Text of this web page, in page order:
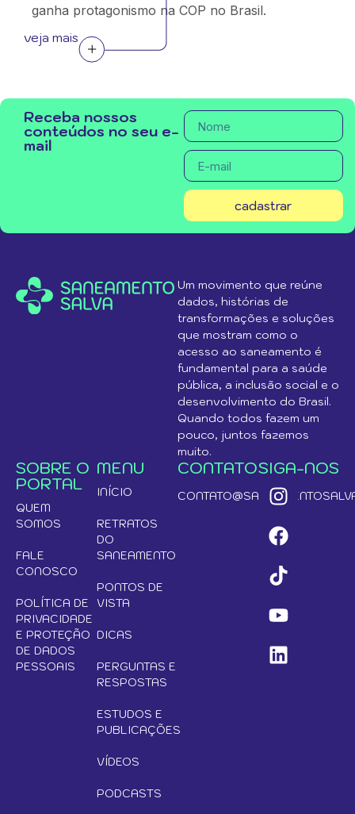
ganha protagonismo na COP no Brasil.
veja mais
Receba nossos
conteúdos no seu e-
mail
cadastrar
Um movimento que reúne
dados, histórias de
transformações e soluções
que mostram como o
acesso ao saneamento é
fundamental para a saúde
pública, a inclusão social e o
desenvolvimento do Brasil.
Quando todos fazem um
pouco, juntos fazemos
muito.
SOBRE O
PORTAL
QUEM
SOMOS
FALE
CONOSCO
POLÍTICA DE
PRIVACIDADE
E PROTEÇÃO
DE DADOS
PESSOAIS
MENU
INÍCIO
RETRATOS
DO
SANEAMENTO
PONTOS DE
VISTA
DICAS
PERGUNTAS E
RESPOSTAS
ESTUDOS E
PUBLICAÇÕES
VÍDEOS
PODCASTS
CONTATOSIGA-NOS